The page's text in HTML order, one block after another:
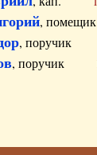
,
, поручик
, поручик